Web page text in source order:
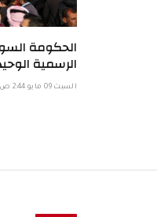
الحكومة
الرسمية
السبت 09 مايو 2:44 ص